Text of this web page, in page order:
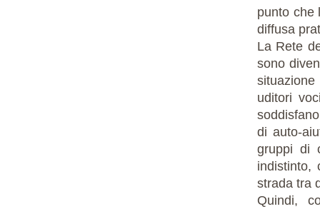
punto che
diffusa
La Rete
sono
uditori
di auto-
gruppi di
indistinto,
strada tra
Quindi,